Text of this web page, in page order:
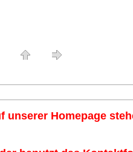
unserer Homepage